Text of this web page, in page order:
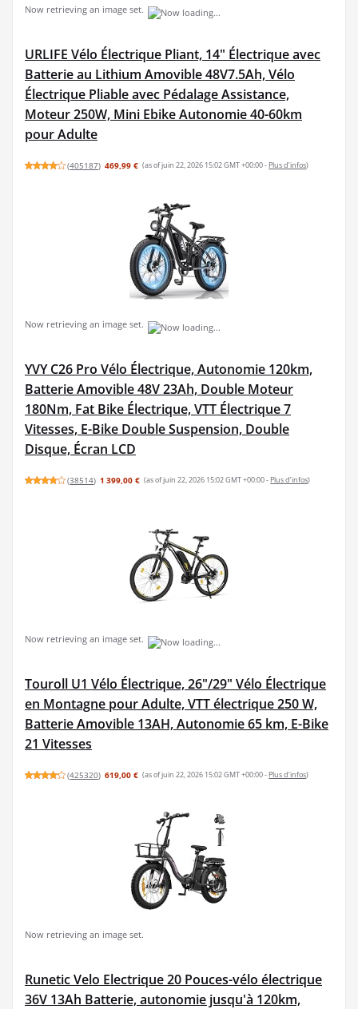
Now retrieving an image set.
URLIFE Vélo Électrique Pliant, 14" Électrique avec
Batterie au Lithium Amovible 48V7.5Ah, Vélo
Électrique Pliable avec Pédalage Assistance,
Moteur 250W, Mini Ebike Autonomie 40-60km
pour Adulte
(405187) 469,99 € (as of juin 22, 2026 15:02 GMT +00:00 - Plus d’infos)
Now retrieving an image set.
YVY C26 Pro Vélo Électrique, Autonomie 120km,
Batterie Amovible 48V 23Ah, Double Moteur
180Nm, Fat Bike Électrique, VTT Électrique 7
Vitesses, E-Bike Double Suspension, Double
Disque, Écran LCD
(38514) 1 399,00 € (as of juin 22, 2026 15:02 GMT +00:00 - Plus d’infos)
Now retrieving an image set.
Touroll U1 Vélo Électrique, 26"/29" Vélo Électrique
en Montagne pour Adulte, VTT électrique 250 W,
Batterie Amovible 13AH, Autonomie 65 km, E-Bike
21 Vitesses
(425320) 619,00 € (as of juin 22, 2026 15:02 GMT +00:00 - Plus d’infos)
Now retrieving an image set.
Runetic Velo Electrique 20 Pouces-vélo électrique
36V 13Ah Batterie, autonomie jusqu'à 120km,